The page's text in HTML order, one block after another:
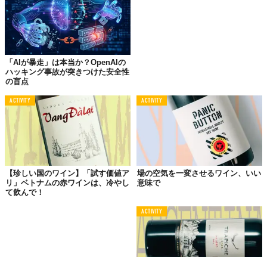
たんです。
その成果が積もり積もっているんですから、いまの和食に合うワ
インになるはずですよね。
和食に合う日本ワインってだけでも、なんだか洗練されて食卓が
リッチになりそうな印象ですが、お手頃なので
して使うのもオススメできる１本
「AIが暴走」は本当か？OpenAIの
ハッキング事故が突きつけた安全性
の盲点
ACTIVITY
【珍しい国のワイン】「試す価値ア
リ」ベトナムの赤ワインは、冷やし
て飲んで！
ACTIVITY
場の空気を一変させるワイン、いい
意味で
ACTIVITY